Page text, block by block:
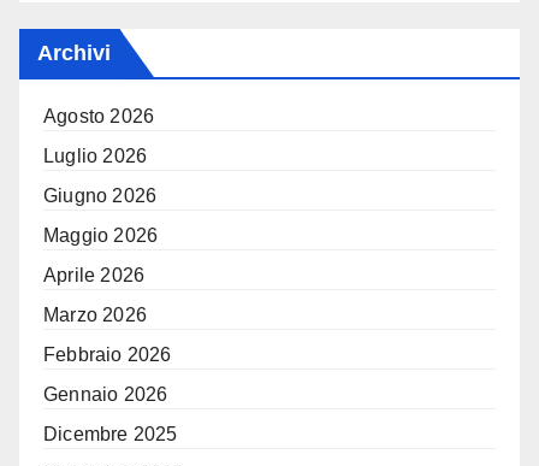
Archivi
Agosto 2026
Luglio 2026
Giugno 2026
Maggio 2026
Aprile 2026
Marzo 2026
Febbraio 2026
Gennaio 2026
Dicembre 2025